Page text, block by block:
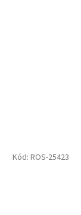
Kód: ROS-25423